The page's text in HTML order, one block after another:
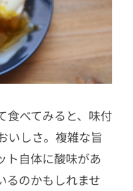
食べてみると、味付
いしさ。複雑な旨
ト自体に酸味があ
るのかもしれませ